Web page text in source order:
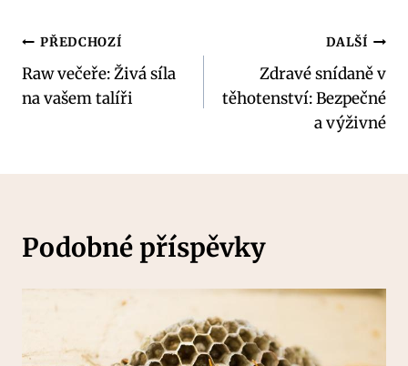
Navigace
pro
PŘEDCHOZÍ
Raw večeře: Živá síla
na vašem talíři
DALŠÍ
Zdravé snídaně v
těhotenství: Bezpečné
a výživné
Podobné příspěvky